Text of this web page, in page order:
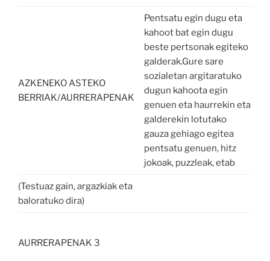
AZKENEKO ASTEKO
BERRIAK/AURRERAPENAK
Pentsatu egin dugu eta
kahoot bat egin dugu
beste pertsonak egiteko
galderak.Gure sare
sozialetan argitaratuko
dugun kahoota egin
genuen eta haurrekin eta
galderekin lotutako
gauza gehiago egitea
pentsatu genuen, hitz
jokoak, puzzleak, etab
(Testuaz gain, argazkiak eta
baloratuko dira)
AURRERAPENAK 3